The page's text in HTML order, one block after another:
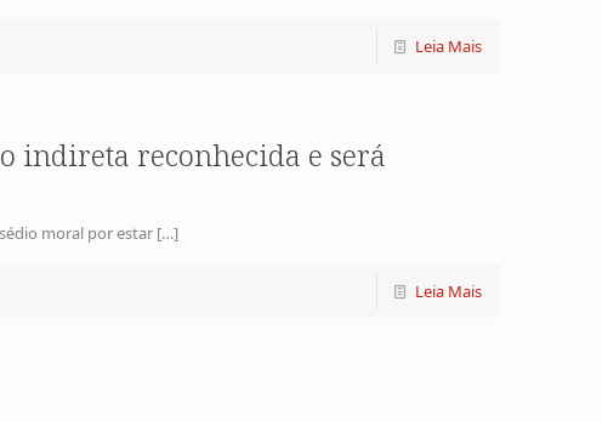
Leia Mais
indireta reconhecida e será
moral por estar […]
Leia Mais